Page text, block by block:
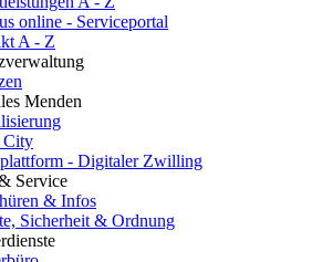
online - Serviceportal
A - Z
Menden
City
- Digitaler Zwilling
Service
& Infos
Sicherheit & Ordnung